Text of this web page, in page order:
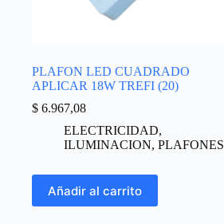
PLAFON LED CUADRADO
APLICAR 18W TREFI (20)
$ 6.967,08
ELECTRICIDAD,
ILUMINACION, PLAFONES
Añadir al carrito